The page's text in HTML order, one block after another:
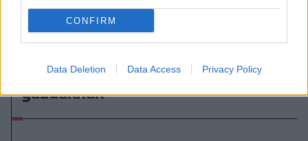
CONFIRM
Data Deletion Data Access Privacy Policy
2026. augusztus 08., szombat
problémáik vannak most a
gazdáknak